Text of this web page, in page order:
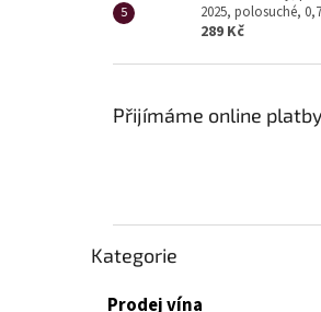
2025, polosuché,
289 Kč
Přijímáme online platby
Přeskočit
kategorie
Kategorie
Prodej vína